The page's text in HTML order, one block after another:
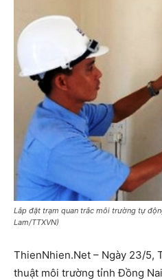
Lắp đặt trạm quan trắc môi trường tự
Lam/TTXVN)
ThienNhien.Net – Ngày 23/5,
thuật môi trường tỉnh Đồng